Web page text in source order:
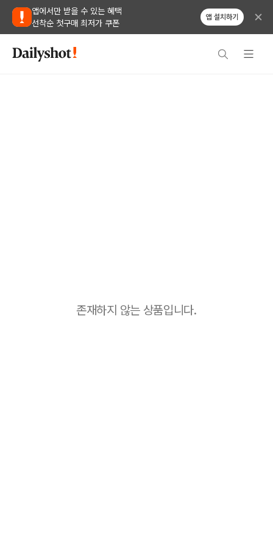
앱에서만 받을 수 있는 혜택
선착순 첫구매 최저가 쿠폰
앱 설치하기
존재하지 않는 상품입니다.